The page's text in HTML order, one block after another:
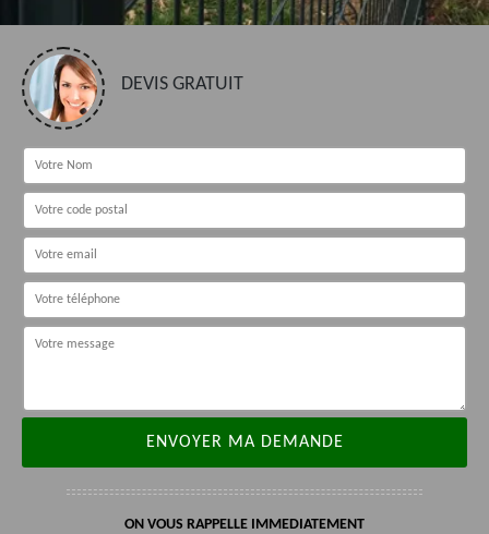
DEVIS GRATUIT
ON VOUS RAPPELLE IMMEDIATEMENT